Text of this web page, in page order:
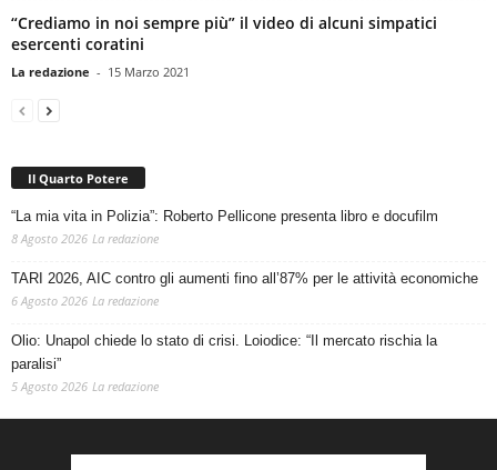
“Crediamo in noi sempre più” il video di alcuni simpatici
esercenti coratini
La redazione - 15 Marzo 2021
Il Quarto Potere
“La mia vita in Polizia”: Roberto Pellicone presenta libro e docufilm
8 Agosto 2026 La redazione
TARI 2026, AIC contro gli aumenti fino all’87% per le attività economiche
6 Agosto 2026 La redazione
Olio: Unapol chiede lo stato di crisi. Loiodice: “Il mercato rischia la
paralisi”
5 Agosto 2026 La redazione